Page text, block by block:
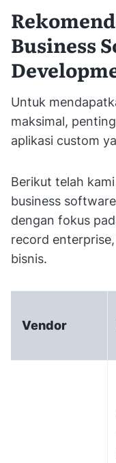
Business
Untuk
maksimal,
aplikasi custom
Berikut telah
business
dengan fokus
record
bisnis.
Vendor